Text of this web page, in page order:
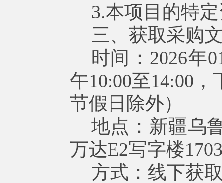
3.本项目的特
三、获取采购
时间：2026年
午10:00至14:00
节假日除外）
地点：新疆乌
万达E2写字楼
方式：线下获